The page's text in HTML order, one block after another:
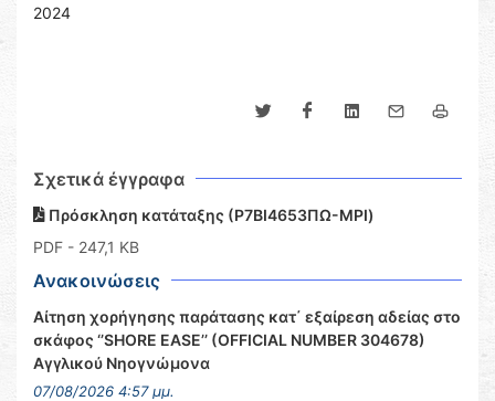
2024
Σχετικά έγγραφα
Πρόσκληση κατάταξης (Ρ7ΒΙ4653ΠΩ-ΜΡΙ)
PDF - 247,1 KB
Ανακοινώσεις
Αίτηση χορήγησης παράτασης κατ΄ εξαίρεση αδείας στο
σκάφος ‘’SHORE EASE’’ (OFFICIAL NUMBER 304678)
Αγγλικού Νηογνώμονα
07/08/2026 4:57 μμ.